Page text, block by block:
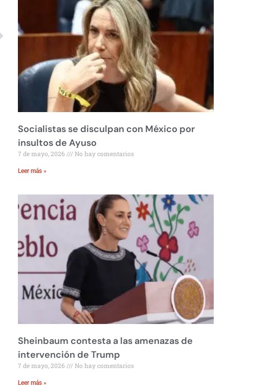
Socialistas se disculpan con México por
insultos de Ayuso
7 de mayo, 2026 No hay comentarios
Leer más »
Sheinbaum contesta a las amenazas de
intervención de Trump
7 de mayo, 2026 No hay comentarios
Leer más »